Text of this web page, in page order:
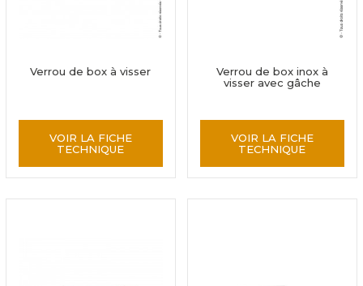
Verrou de box à visser
VOIR LA FICHE
TECHNIQUE
Verrou de box inox à
visser avec gâche
VOIR LA FICHE
TECHNIQUE